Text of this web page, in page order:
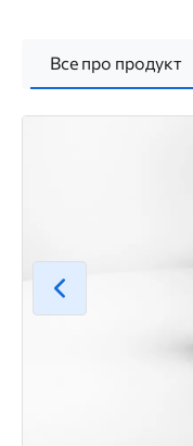
Все про продукт